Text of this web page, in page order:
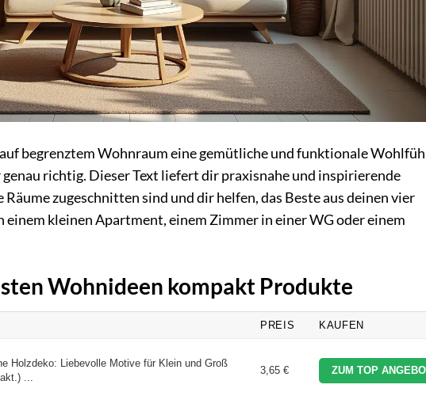
begrenztem Wohnraum eine gemütliche und funktionale
richtig. Dieser Text liefert dir praxisnahe und inspirierende
zugeschnitten sind und dir helfen, das Beste aus deinen vier
einem kleinen Apartment, einem Zimmer in einer WG oder einem
Wohnideen kompakt Produkte
PREIS KAUFEN
Holzdeko: Liebevolle Motive für Klein und Groß
...
3,65 € ZUM TOP